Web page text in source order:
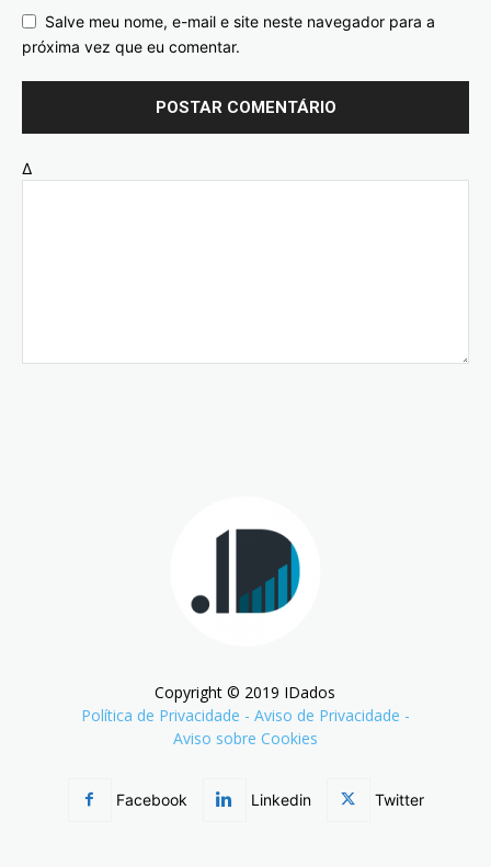
Salve meu nome, e-mail e site neste navegador para a
próxima vez que eu comentar.
Δ
Copyright © 2019 IDados
Política de Privacidade - Aviso de Privacidade -
Aviso sobre Cookies
Facebook Linkedin Twitter